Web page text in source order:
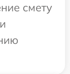
смету